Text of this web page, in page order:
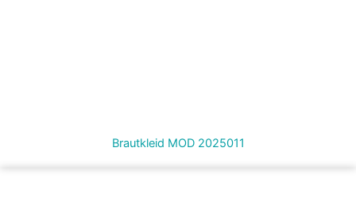
Brautkleid MOD 2025011